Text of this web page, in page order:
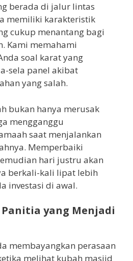
berada di jalur lintas
memiliki karakteristik
cukup menantang bagi
Kami memahami
soal karat yang
sela panel akibat
yang salah.
bukan hanya merusak
mengganggu
saat menjalankan
Memperbaiki
hari justru akan
berkali-kali lipat lebih
investasi di awal.
Panitia yang Menjadi
membayangkan perasaan
melihat kubah masjid